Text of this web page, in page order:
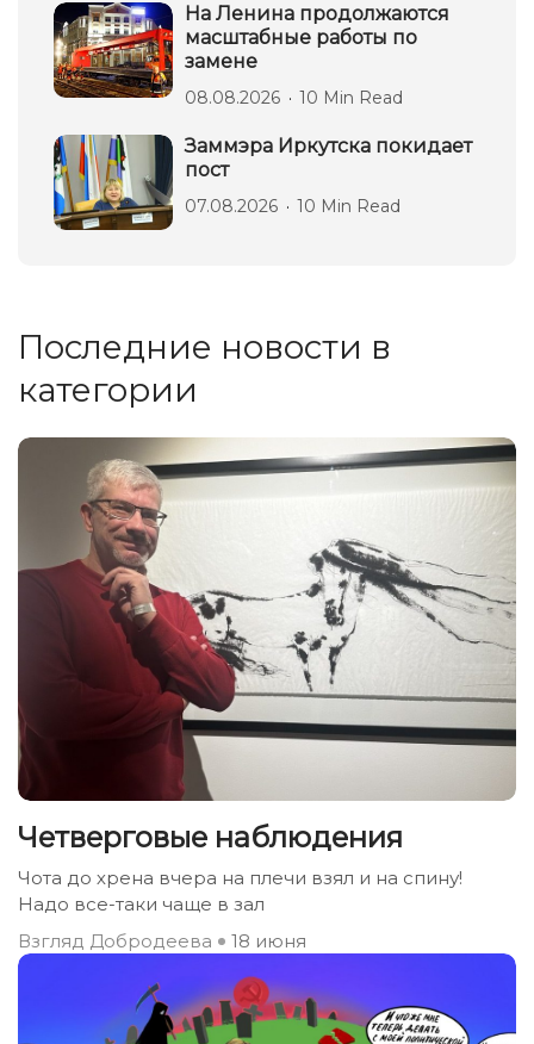
На Ленина продолжаются
масштабные работы по
замене
08.08.2026 10 Min Read
Заммэра Иркутска покидает
пост
07.08.2026 10 Min Read
Последние новости в
категории
Четверговые наблюдения
Чота до хрена вчера на плечи взял и на спину!
Надо все-таки чаще в зал
Взгляд Добродеева
18 июня